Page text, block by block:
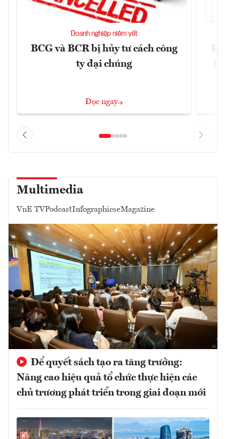
Doanh nghiệp niêm yết
BCG và BCR bị hủy tư cách công
ty đại chúng
Đọc ngay
Multimedia
VnE TVPodcastInfographicseMagazine
Để quyết sách tạo ra tăng trưởng:
Nâng cao hiệu quả tổ chức thực hiện các
chủ trương phát triển trong giai đoạn mới